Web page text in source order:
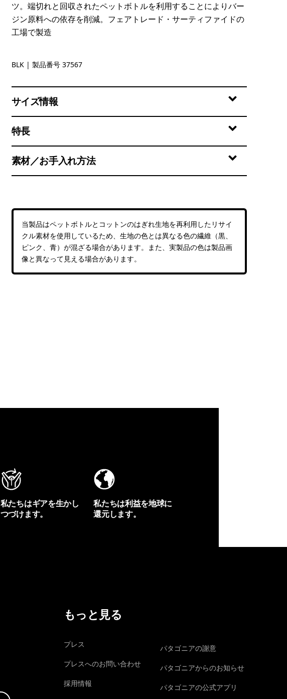
ツ。端切れと回収されたペットボトルを利用することによりバー
ジン原料への依存を削減。フェアトレード・サーティファイドの
工場で製造
Black
BLK | 製品番号 37567
サイズ情報
特長
素材／お手入れ方法
当製品はペットボトルとコットンのはぎれ生地を再利用したリサイ
クル素材を使用しているため、生地の色とは異なる色の繊維（黒、
ピンク、青）が混ざる場合があります。また、実製品の色は製品画
像と異なって見える場合があります。
私たちはギアを生かし
つづけます。
私たちは利益を地球に
還元します。
もっと見る
プレス
プレスへのお問い合わせ
採用情報
パタゴニアの謝意
パタゴニアからのお知らせ
パタゴニアの公式アプリ